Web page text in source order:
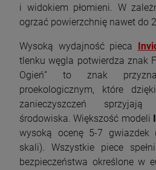
i widokiem płomieni. W
ogrzać powierzchnię nawet do
Wysoką wydajność pieca
tlenku węgla potwierdza znak
Ogień” to znak
proekologicznym, które
zanieczyszczeń
środowiska. Większość modeli
wysoką ocenę 5-7 gwiazdek
skali). Wszystkie piece
bezpieczeństwa określone w